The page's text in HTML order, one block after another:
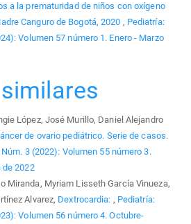
a la prematuridad de niños con oxígeno
Canguro de Bogotá, 2020 , Pediatría:
Volumen 57 número 1. Enero - Marzo
López, José Murillo, Daniel Alejandro
de ovario pediátrico. Serie de casos.
3 (2022): Volumen 55 número 3.
de 2022
Miranda, Myriam Lisseth García Vinueza,
Alvarez, Dextrocardia: , Pediatría:
Volumen 56 número 4. Octubre-